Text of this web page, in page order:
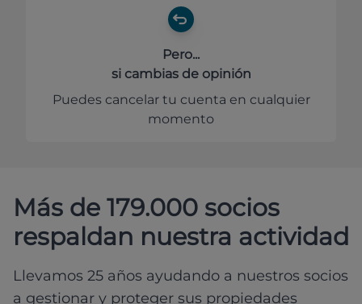
Pero...
si cambias de opinión
Puedes cancelar tu cuenta en cualquier
momento
Más de 179.000 socios
respaldan nuestra actividad
Llevamos 25 años ayudando a nuestros socios
a gestionar y proteger sus propiedades